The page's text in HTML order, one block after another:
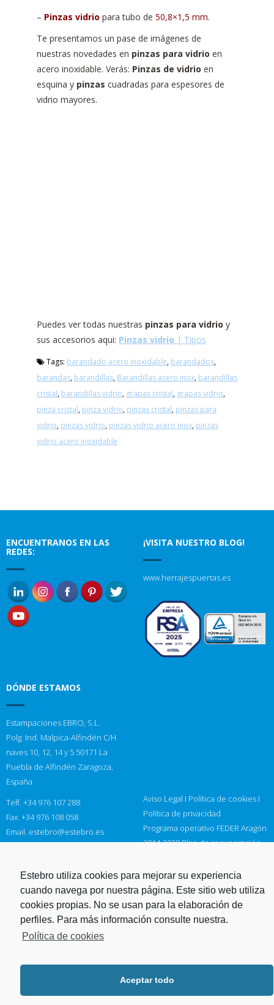
– Pinzas vidrio para tubo de 50,8×1,5 mm.
Te presentamos un pase de imágenes de
nuestras novedades en pinzas para vidrio en
acero inoxidable. Verás: Pinzas de vidrio en
esquina y pinzas cuadradas para espesores de
vidrio mayores.
Puedes ver todas nuestras pinzas para vidrio y
sus accesorios aqui: Pinzas vidrio | Tipos
Tags: barandado acero inoxidable, barandados,
barandas, barandillas, Barandillas acero inox, barandillas
cristal, barandillas vidrio, grapas cristal, grapas vidrio,
pinza cristal, pinza vidrio, pinzas cristal, pinzas para
vidrio, pinzas vidrio, pinzas vidrio acero inox, pinzas
vidrio acero inoxidable
ENCUENTRANOS EN LAS
REDES:
¡VISITA NUESTRO BLOG!
www.herrajespuertas.es
DÓNDE ESTAMOS
Estampaciones EBRO, S.L.
Polg. Ind. Malpica-Alfindén C/H
naves 10, 12, 14 y 5 50171 La
Puebla de Alfindén Zaragoza,
España
Telf. +34 976 107 288
Fax. +34 976 108 058
Email. estebro@estebro.es
Aviso Legal I Política de cookies I
Política de privacidad
Programa operativo FEDER Aragón
2014-2020Plan de recuperación,
Programa FEDER 2021-2027
Estebro 2015. Derechos reservados.
Estebro utiliza cookies para mejorar su experiencia
cuando navega por nuestra página. Este sitio web utiliza
cookies propias. No se usan para la elaboración de
perfiles. Para más información consulte nuestra.
Política de cookies
Aceptar todo